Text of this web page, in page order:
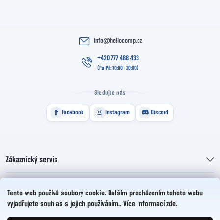
Tento web používá soubory cookie. Dalším procházením tohoto webu
vyjadřujete souhlas s jejich používáním.. Více informací zde.
info@hellocomp.cz
+420 777 488 433
Sledujte nás
Facebook Instagram Discord
Zákaznický servis